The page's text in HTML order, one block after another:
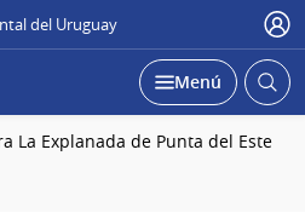
del Uruguay
Desplegar
Menú Abrir
La Explanada de Punta del Este